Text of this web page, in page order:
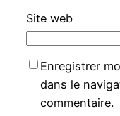
Site web
Enregistrer
dans le
commentaire.